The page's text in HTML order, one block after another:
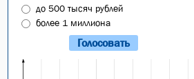
до 500 тысяч рублей
более 1 миллиона